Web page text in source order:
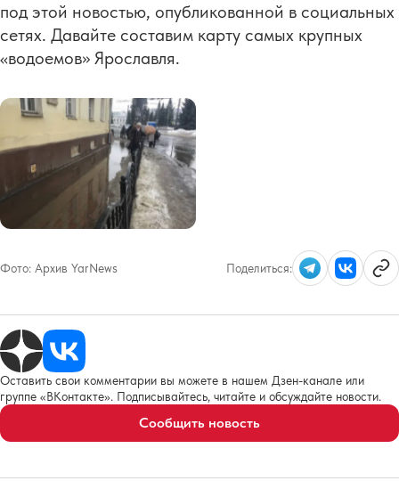
под этой новостью, опубликованной в социальных
сетях. Давайте составим карту самых крупных
«водоемов» Ярославля.
Фото: Архив YarNews Поделиться:
Оставить свои комментарии вы можете в нашем Дзен-канале или
группе «ВКонтакте». Подписывайтесь, читайте и обсуждайте новости.
Сообщить новость